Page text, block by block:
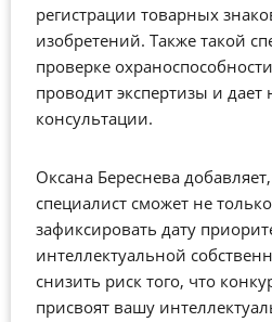
регистрации товарных
изобретений. Также такой
проверке
проводит экспертизы и
консультации.
Оксана Береснева
специалист сможет не
зафиксировать дату
интеллектуальной
снизить риск того, что
присвоят вашу